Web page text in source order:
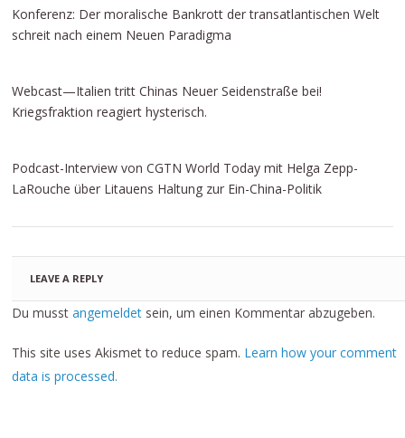
Konferenz: Der moralische Bankrott der transatlantischen Welt
schreit nach einem Neuen Paradigma
Webcast—Italien tritt Chinas Neuer Seidenstraße bei!
Kriegsfraktion reagiert hysterisch.
Podcast-Interview von CGTN World Today mit Helga Zepp-
LaRouche über Litauens Haltung zur Ein-China-Politik
LEAVE A REPLY
Du musstangemeldet sein, um einen Kommentar abzugeben.
This site uses Akismet to reduce spam. Learn how your comment
data is processed.